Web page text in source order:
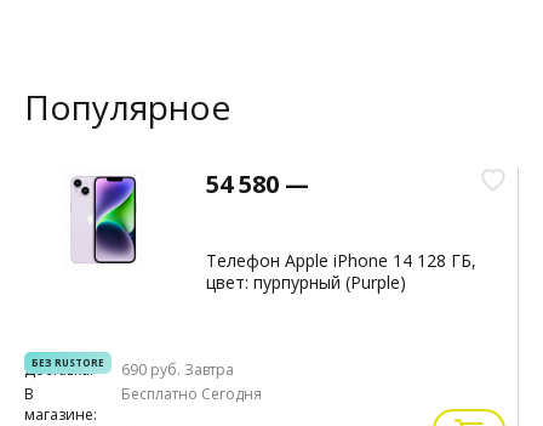
Популярное
БЕЗ RUSTORE
54 580 —
Телефон Apple iPhone 14 128 ГБ,
цвет: пурпурный (Purple)
Доставка: 690 руб. Завтра
В
магазине:
Бесплатно Сегодня